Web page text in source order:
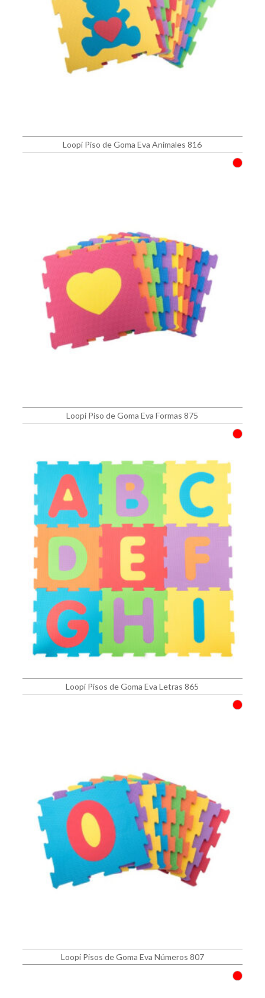
Loopi Piso de Goma Eva Animales 816
Loopi Piso de Goma Eva Formas 875
Loopi Pisos de Goma Eva Letras 865
Loopi Pisos de Goma Eva Números 807